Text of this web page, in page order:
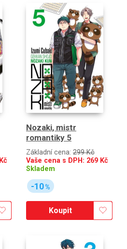
Kč
Nozaki, mistr
romantiky 5
Základní cena: 299 Kč
Vaše cena s DPH: 269 Kč
Skladem
-10%
Koupit